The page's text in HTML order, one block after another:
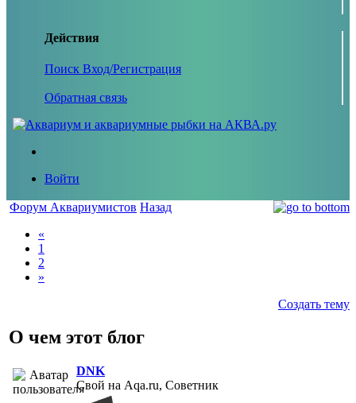
Действия
Поиск Вход/Регистрация
Обратная связь
Войти
Форум Аквариумистов Назад
«
1
2
»
Создать тему
О чем этот блог
DNK
Свой на Aqa.ru, Советник